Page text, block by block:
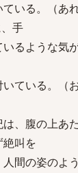
ている。（あ
手
るような気
いている。（
、腹の上あ
叫を
間の姿のよ